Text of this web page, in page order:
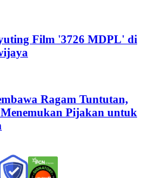
Film '3726 MDPL' di
Ragam Tuntutan,
Pijakan untuk